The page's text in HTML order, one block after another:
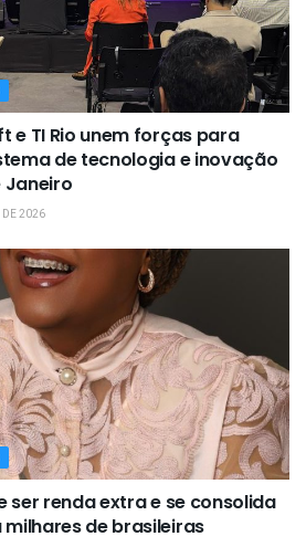
e TI Rio unem forças para
de tecnologia e inovação
Janeiro
DE 2026
ser renda extra e se consolida
de brasileiras